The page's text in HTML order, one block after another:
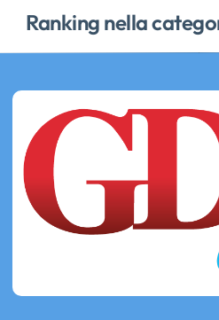
Ranking nella